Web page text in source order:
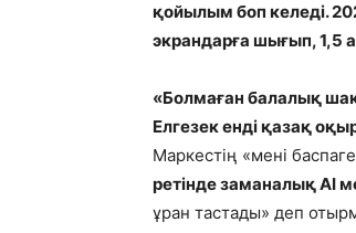
қойылым боп келеді.
экрандарға шығып, 1,5
«Болмаған балалық
Елгезек енді қазақ
Маркестің «мені
ретінде заманалық АІ
ұран тастады» деп